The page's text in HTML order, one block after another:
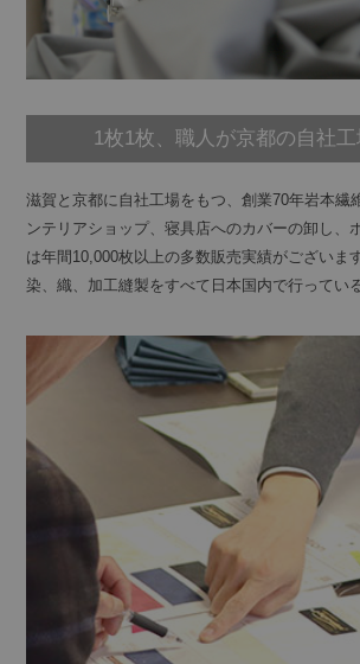
1枚1枚、職人が京都の自社
滋賀と京都に自社工場をもつ、創業70年岩本繊
ンテリアショップ、寝具店へのカバーの卸し、
は年間10,000枚以上の多数販売実績がございま
染、織、加工縫製をすべて日本国内で行ってい